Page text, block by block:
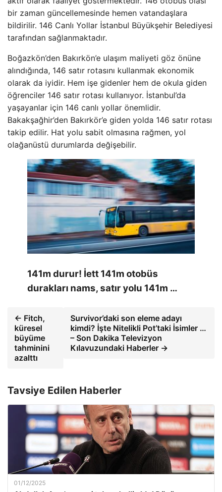
bir zaman güncellemesinde hemen vatandaşlara
bildirilir. 146 Canlı Yollar İstanbul Büyükşehir Belediyesi
tarafından sağlanmaktadır.
Boğazkön’den Bakırkön’e ulaşım maliyeti göz önüne
alındığında, 146 satır rotasını kullanmak ekonomik
olarak da iyidir. Hem işe gidenler hem de okula giden
öğrenciler 146 satır rotası kullanıyor. İstanbul’da
yaşayanlar için 146 canlı yollar önemlidir.
Bakakşağhir’den Bakırkör’e giden yolda 146 satır rotası
takip edilir. Hat yolu sabit olmasına rağmen, yol
olağanüstü durumlarda değişebilir.
141m durur! İett 141m otobüs
durakları nams, satır yolu 141m …
← Fitch,
küresel
büyüme
tahminini
azalttı
Survivor’daki son eleme adayı
kimdi? İşte Nitelikli Pot’taki İsimler …
– Son Dakika Televizyon
Kılavuzundaki Haberler →
Tavsiye Edilen Haberler
01/12/2025